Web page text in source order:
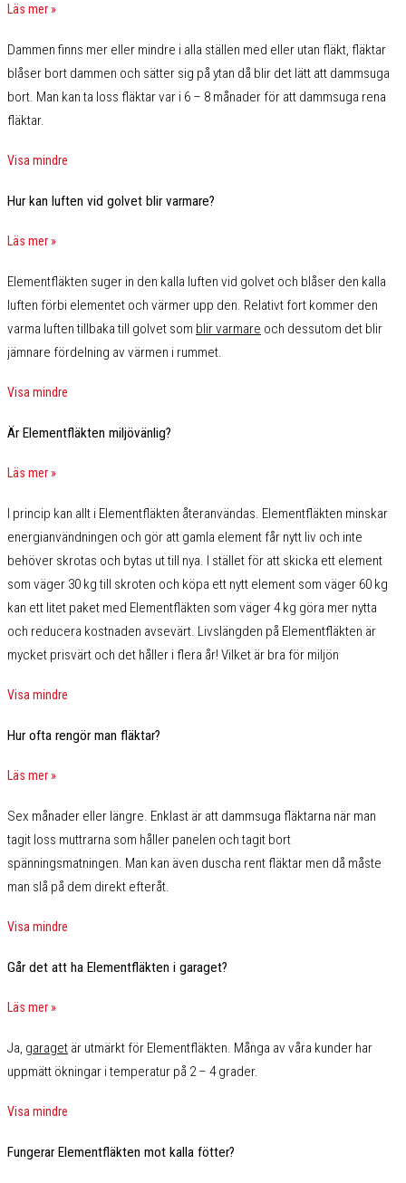
Läs mer »
Dammen finns mer eller mindre i alla ställen med eller utan fläkt, fläktar
blåser bort dammen och sätter sig på ytan då blir det lätt att dammsuga
bort. Man kan ta loss fläktar var i 6 – 8 månader för att dammsuga rena
fläktar.
Visa mindre
Hur kan luften vid golvet blir varmare?
Läs mer »
Elementfläkten suger in den kalla luften vid golvet och blåser den kalla
luften förbi elementet och värmer upp den. Relativt fort kommer den
varma luften tillbaka till golvet som blir varmare och dessutom det blir
jämnare fördelning av värmen i rummet.
Visa mindre
Är Elementfläkten miljövänlig?
Läs mer »
I princip kan allt i Elementfläkten återanvändas. Elementfläkten minskar
energianvändningen och gör att gamla element får nytt liv och inte
behöver skrotas och bytas ut till nya. I stället för att skicka ett element
som väger 30 kg till skroten och köpa ett nytt element som väger 60 kg
kan ett litet paket med Elementfläkten som väger 4 kg göra mer nytta
och reducera kostnaden avsevärt. Livslängden på Elementfläkten är
mycket prisvärt och det håller i flera år! Vilket är bra för miljön
Visa mindre
Hur ofta rengör man fläktar?
Läs mer »
Sex månader eller längre. Enklast är att dammsuga fläktarna när man
tagit loss muttrarna som håller panelen och tagit bort
spänningsmatningen. Man kan även duscha rent fläktar men då måste
man slå på dem direkt efteråt.
Visa mindre
Går det att ha Elementfläkten i garaget?
Läs mer »
Ja, garaget är utmärkt för Elementfläkten. Många av våra kunder har
uppmätt ökningar i temperatur på 2 – 4 grader.
Visa mindre
Fungerar Elementfläkten mot kalla fötter?